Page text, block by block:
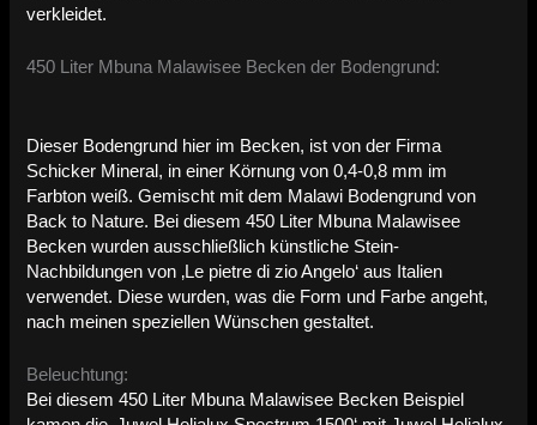
verkleidet.
450 Liter Mbuna Malawisee Becken der Bodengrund:
Dieser Bodengrund hier im Becken, ist von der Firma
Schicker Mineral, in einer Körnung von 0,4-0,8 mm im
Farbton weiß. Gemischt mit dem Malawi Bodengrund von
Back to Nature. Bei diesem 450 Liter Mbuna Malawisee
Becken wurden ausschließlich künstliche Stein-
Nachbildungen von ‚Le pietre di zio Angelo‘ aus Italien
verwendet. Diese wurden, was die Form und Farbe angeht,
nach meinen speziellen Wünschen gestaltet.
Beleuchtung:
Bei diesem 450 Liter Mbuna Malawisee Becken Beispiel